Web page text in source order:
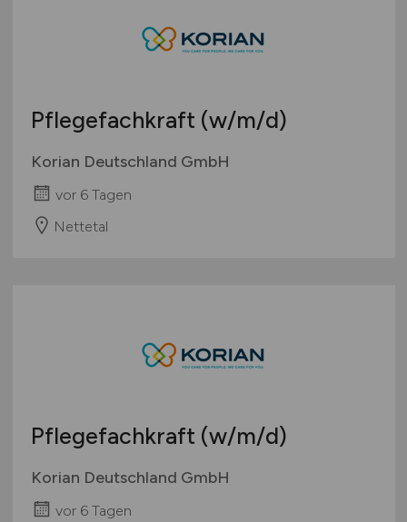
Pflegefachkraft (w/m/d)
Korian Deutschland GmbH
vor 6 Tagen
Nettetal
Pflegefachkraft (w/m/d)
Korian Deutschland GmbH
vor 6 Tagen